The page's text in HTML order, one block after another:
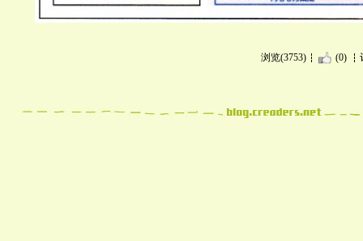
浏览(3753) (0)